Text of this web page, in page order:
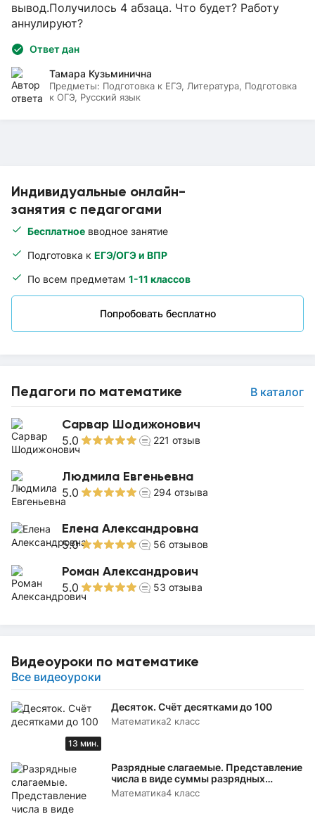
Индивидуальные онлайн-
занятия с педагогами
Бесплатное вводное занятие
Подготовка к ЕГЭ/ОГЭ и ВПР
По всем предметам 1-11 классов
Попробовать бесплатно
Педагоги по математике В каталог
Сарвар Шодижонович
5.0 221 отзыв
Людмила Евгеньевна
5.0 294 отзыва
Елена Александровна
5.0 56 отзывов
Роман Александрович
5.0 53 отзыва
Видеоуроки по математике
Все видеоуроки
13 мин.
Десяток. Счёт десятками до 100
Математика2 класс
Разрядные слагаемые. Представление
числа в виде суммы разрядных
слагаемых
Математика4 класс
вывод.Получилось 4 абзаца. Что будет? Работу
аннулируют?
Ответ дан
Тамара Кузьминична
Предметы: Подготовка к ЕГЭ, Литература, Подготовка
к ОГЭ, Русский язык